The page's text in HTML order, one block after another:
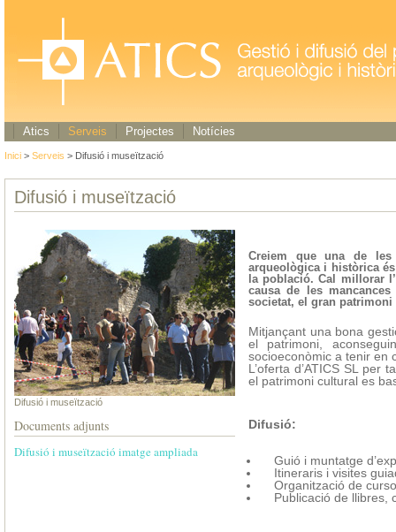
Atics Serveis Projectes Notícies
Inici > Serveis > Difusió i museïtzació
Difusió i museïtzació
Difusió i museïtzació
Documents adjunts
Difusió i museïtzació imatge ampliada
Creiem que una de les
arqueològica i històrica
la població. Cal millorar
causa de les
societat, el gran
Mitjançant una bona
el patrimoni,
socioeconòmic a tenir en
L’oferta d’ATICS SL per
el patrimoni cultural es
Difusió:
Guió i muntatge
Itineraris i visites
Organització de
Publicació de llibres,